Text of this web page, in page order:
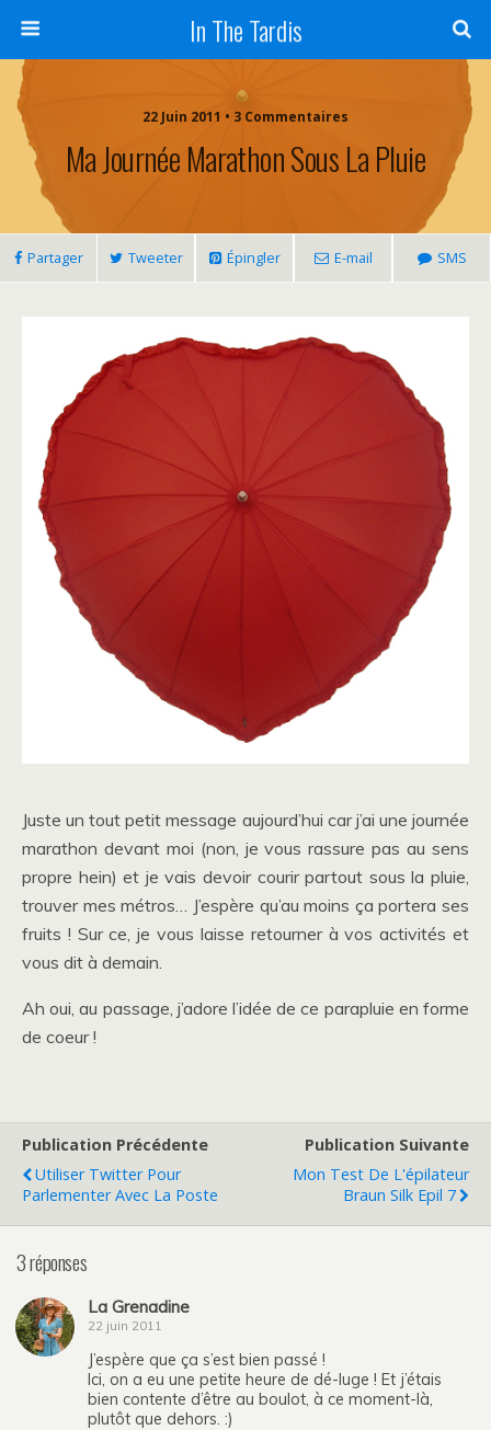
In The Tardis
22 Juin 2011 • 3 Commentaires
Ma Journée Marathon Sous La Pluie
Partager Tweeter Épingler E-mail SMS
Juste un tout petit message aujourd’hui car j’ai une journée
marathon devant moi (non, je vous rassure pas au sens
propre hein) et je vais devoir courir partout sous la pluie,
trouver mes métros… J’espère qu’au moins ça portera ses
fruits ! Sur ce, je vous laisse retourner à vos activités et
vous dit à demain.
Ah oui, au passage, j’adore l’idée de ce parapluie en forme
de coeur !
Publication Précédente
Utiliser Twitter Pour
Parlementer Avec La Poste
Publication Suivante
Mon Test De L'épilateur
Braun Silk Epil 7
3 réponses
La Grenadine
22 juin 2011
J’espère que ça s’est bien passé !
Ici, on a eu une petite heure de dé-luge ! Et j’étais
bien contente d’être au boulot, à ce moment-là,
plutôt que dehors. :)